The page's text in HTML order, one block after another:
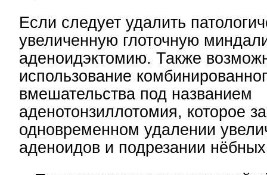
Если следует удалить
увеличенную глоточную
аденоидэктомию. Также
использование
вмешательства под названием
аденотонзиллотомия, которое
одновременном удалении
аденоидов и подрезании